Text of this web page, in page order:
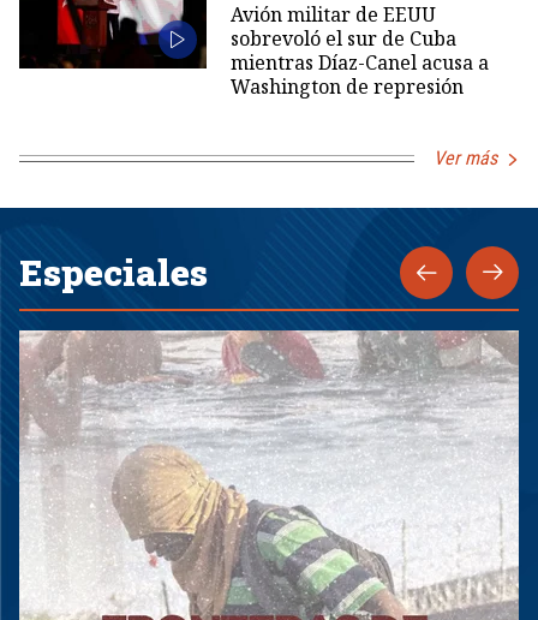
Avión militar de EEUU
sobrevoló el sur de Cuba
mientras Díaz-Canel acusa a
Washington de represión
Ver más
Especiales